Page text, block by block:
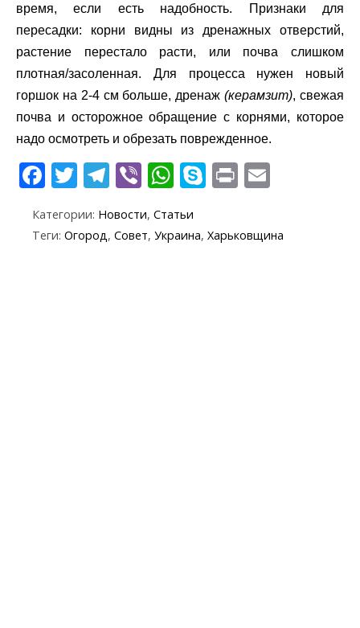
время, если есть надобность. Признаки для
пересадки: корни видны из дренажных отверстий,
растение перестало расти, или почва слишком
плотная/засоленная. Для процесса нужен новый
горшок на 2-4 см больше, дренаж(керамзит), свежая
почва и осторожное обращение с корнями, которое
надо осмотреть и обрезать поврежденное.
F
e
T
itt
er
T
e
Vi
er
W
at
S
y
p
Pr
t ai
Категории: Новости, Статьи
Теги: Огород, Совет, Украина, Харьковщина